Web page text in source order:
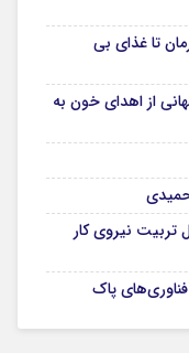
تا غذای بی
اصفهانی از اهدای خون به
تربیت نیروی کار
فناوری‌های پاک